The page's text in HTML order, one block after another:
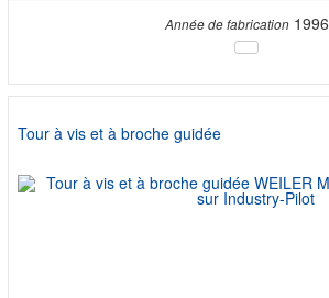
Année de fabrication1996
Tour à vis et à broche guidée